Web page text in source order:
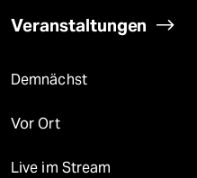
Veranstaltungen
Demnächst
Vor Ort
Live im Stream